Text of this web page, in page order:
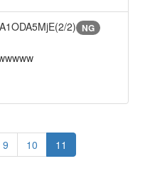
2) NG
9 10 11